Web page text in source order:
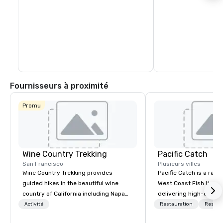
Fournisseurs à proximité
Promu
Wine Country Trekking
San Francisco
Wine Country Trekking provides
guided hikes in the beautiful wine
country of California including Napa
and Sonoma Valleys. These
Activité
Pacific Catch
Plusieurs villes
Pacific Catch is a
West Coast Fish
delivering high-
seafood with a
Restauration